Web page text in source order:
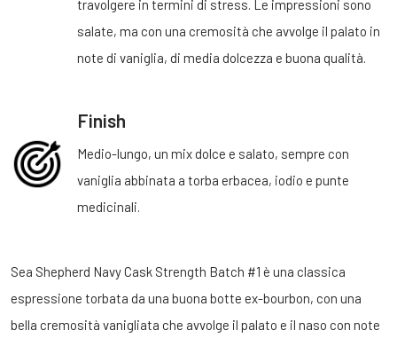
travolgere in termini di stress. Le impressioni sono
salate, ma con una cremosità che avvolge il palato in
note di vaniglia, di media dolcezza e buona qualità.
Finish
Medio-lungo, un mix dolce e salato, sempre con
vaniglia abbinata a torba erbacea, iodio e punte
medicinali.
Sea Shepherd Navy Cask Strength Batch #1 è una classica
espressione torbata da una buona botte ex-bourbon, con una
bella cremosità vanigliata che avvolge il palato e il naso con note